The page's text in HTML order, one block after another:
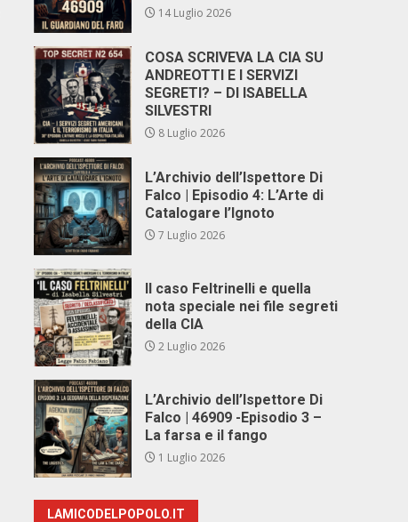
14 Luglio 2026
COSA SCRIVEVA LA CIA SU
ANDREOTTI E I SERVIZI
SEGRETI? – DI ISABELLA
SILVESTRI
8 Luglio 2026
L’Archivio dell’Ispettore Di
Falco | Episodio 4: L’Arte di
Catalogare l’Ignoto
7 Luglio 2026
Il caso Feltrinelli e quella
nota speciale nei file segreti
della CIA
2 Luglio 2026
L’Archivio dell’Ispettore Di
Falco | 46909 -Episodio 3 –
La farsa e il fango
1 Luglio 2026
LAMICODELPOPOLO.IT